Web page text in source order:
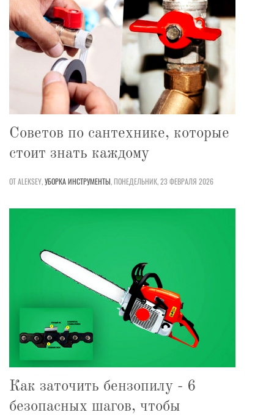
Советов по сантехнике, которые
стоит знать каждому
ОТ ALEKSEY,УБОРКАИНСТРУМЕНТЫ,ПОНЕДЕЛЬНИК, 23 ФЕВРАЛЯ 2026
Как заточить бензопилу - 6
безопасных шагов, чтобы